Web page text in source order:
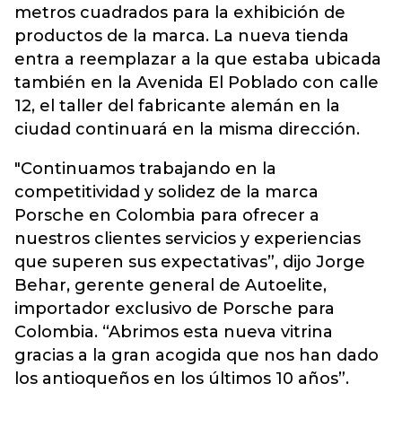
metros cuadrados para la exhibición de
productos de la marca. La nueva tienda
entra a reemplazar a la que estaba ubicada
también en la Avenida El Poblado con calle
12, el taller del fabricante alemán en la
ciudad continuará en la misma dirección.
"Continuamos trabajando en la
competitividad y solidez de la marca
Porsche en Colombia para ofrecer a
nuestros clientes servicios y experiencias
que superen sus expectativas”, dijo Jorge
Behar, gerente general de Autoelite,
importador exclusivo de Porsche para
Colombia. “Abrimos esta nueva vitrina
gracias a la gran acogida que nos han dado
los antioqueños en los últimos 10 años”.